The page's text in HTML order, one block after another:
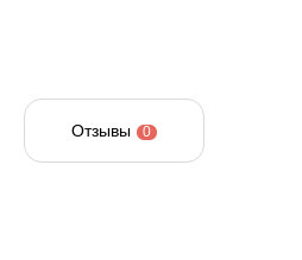
Отзывы 0